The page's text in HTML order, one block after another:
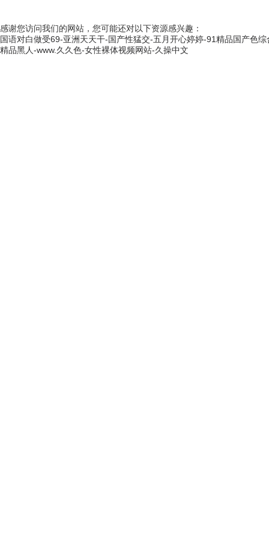
感谢您访问我们的网站，您可能还对以下资源感兴趣：
国语对白做受69-亚洲天天干-国产性猛交-五月开心婷婷-91精品国产色
精品黑人-www.久久色-女性裸体视频网站-久操中文